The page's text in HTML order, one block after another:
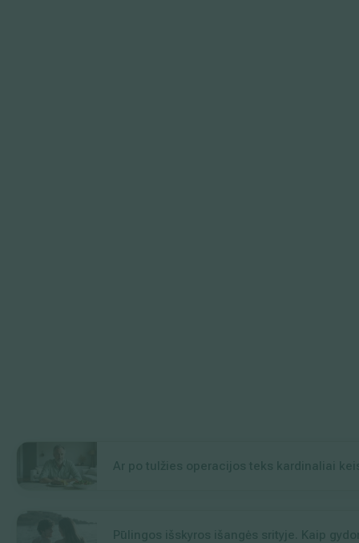
Ar po tulžies operacijos teks kardinaliai
Pūlingos išskyros išangės srityje. Kaip